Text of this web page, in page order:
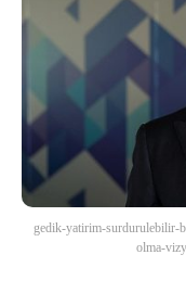
gedik-yatirim-surdurulebilir-
olma-